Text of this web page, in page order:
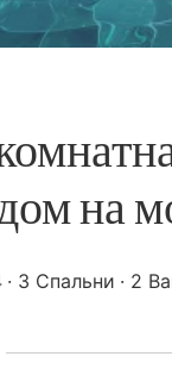
на
3 Спальни 2